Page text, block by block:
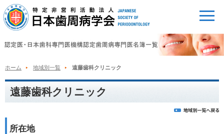
ホーム 地域別一覧 遠藤歯科クリニック
遠藤歯科クリニック
所在地